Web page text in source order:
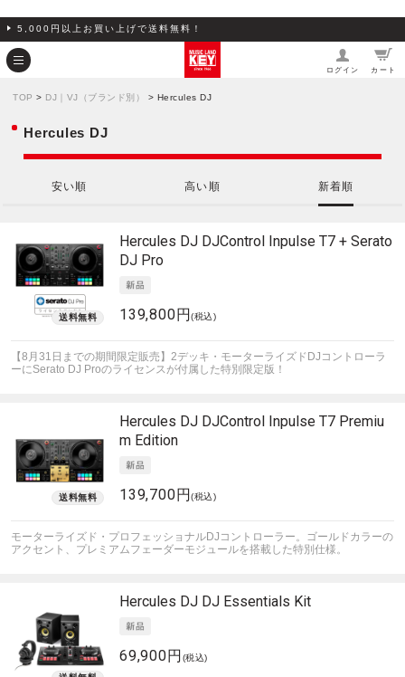
5,000円以上お買い上げで送料無料！
ログイン カート
TOP > DJ｜VJ（ブランド別） > Hercules DJ
Hercules DJ
安い順 高い順 新着順
Hercules DJ DJControl Inpulse T7 + Serato
DJ Pro
139,800円(税込)
【8月31日までの期間限定販売】2デッキ・モーターライズドDJコントローラ
ーにSerato DJ Proのライセンスが付属した特別限定版！
Hercules DJ DJControl Inpulse T7 Premiu
m Edition
139,700円(税込)
モーターライズド・プロフェッショナルDJコントローラー。ゴールドカラーの
アクセント、プレミアムフェーダーモジュールを搭載した特別仕様。
Hercules DJ DJ Essentials Kit
69,900円 (税込)